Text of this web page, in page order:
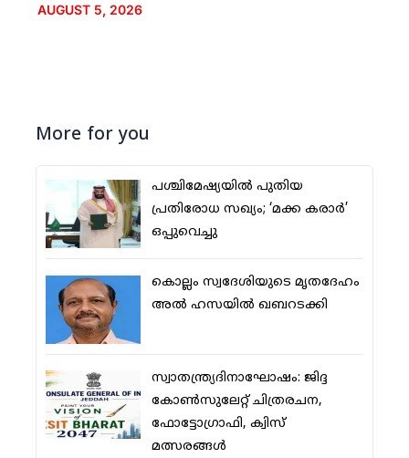
AUGUST 5, 2026
More for you
പശ്ചിമേഷ്യയില്‍ പുതിയ
പ്രതിരോധ സഖ്യം; ‘മക്ക കരാര്‍’
ഒപ്പുവെച്ചു
കൊല്ലം സ്വദേശിയുടെ മൃതദേഹം
അല്‍ ഹസയില്‍ ഖബറടക്കി
സ്വാതന്ത്ര്യദിനാഘോഷം: ജിദ്ദ
കോണ്‍സുലേറ്റ് ചിത്രരചന,
ഫോട്ടോഗ്രാഫി, ക്വിസ്
മത്സരങ്ങള്‍